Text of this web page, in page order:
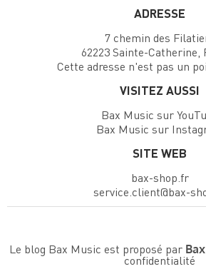
ADRESSE
7 chemin des
62223 Sainte-Catherine,
Cette adresse n'est pas un
VISITEZ AUSSI
Bax Music sur
Bax Music sur
SITE WEB
bax-shop.fr
service.client@bax-
Le blog Bax Music est proposé par
confidentialité